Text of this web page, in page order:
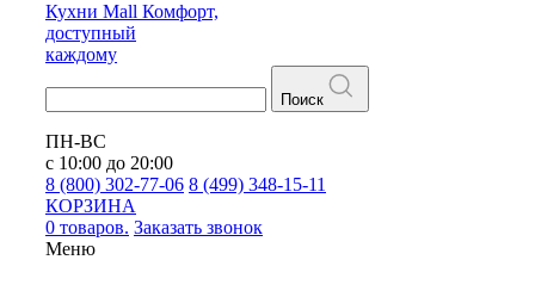
Кухни Mall Комфорт,
доступный
каждому
Поиск
ПН-ВС
с 10:00 до 20:00
8 (800) 302-77-06 8 (499) 348-15-11
КОРЗИНА
0 товаров. Заказать звонок
Меню